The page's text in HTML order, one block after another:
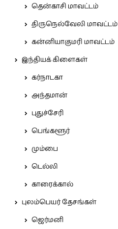
தென்காசி மாவட்டம்
திருநெல்வேலி மாவட்டம்
கன்னியாகுமரி மாவட்டம்
இந்தியக் கிளைகள்
கர்நாடகா
அந்தமான்
புதுச்சேரி
பெங்களூர்
மும்பை
டெல்லி
காரைக்கால்
புலம்பெயர் தேசங்கள்
ஜெர்மனி